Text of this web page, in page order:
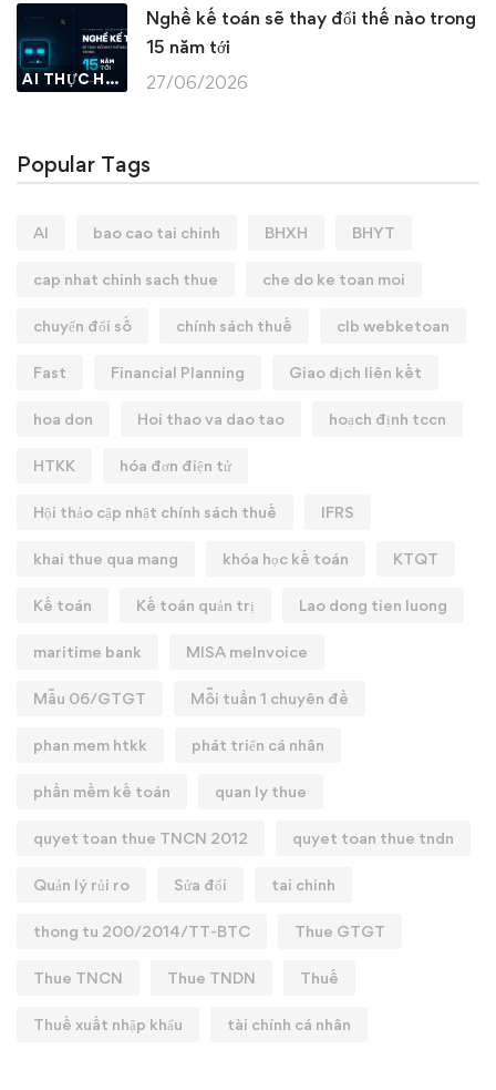
AI THỰC HÀNH
Nghề kế toán sẽ thay đổi thế nào trong
15 năm tới
27/06/2026
Popular Tags
AI bao cao tai chinh BHXH BHYT
cap nhat chinh sach thue che do ke toan moi
chuyển đổi số chính sách thuế clb webketoan
Fast Financial Planning Giao dịch liên kết
hoa don Hoi thao va dao tao hoạch định tccn
HTKK hóa đơn điện tử
Hội thảo cập nhật chính sách thuế IFRS
khai thue qua mang khóa học kế toán KTQT
Kế toán Kế toán quản trị Lao dong tien luong
maritime bank MISA meInvoice
Mẫu 06/GTGT Mỗi tuần 1 chuyên đề
phan mem htkk phát triển cá nhân
phần mềm kế toán quan ly thue
quyet toan thue TNCN 2012 quyet toan thue tndn
Quản lý rủi ro Sửa đổi tai chinh
thong tu 200/2014/TT-BTC Thue GTGT
Thue TNCN Thue TNDN Thuế
Thuế xuất nhập khẩu tài chính cá nhân